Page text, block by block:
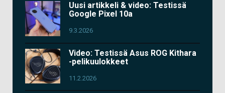
Uusi artikkeli & video: Testissä
Google Pixel 10a
9.3.2026
Video: Testissä Asus ROG Kithara
-pelikuulokkeet
11.2.2026